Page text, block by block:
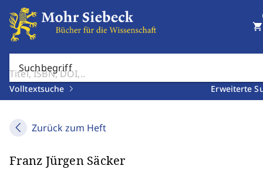
Suchbegriff
Volltextsuche Erweiterte
shopping_cart
Zurück zum Heft
Franz Jürgen Säcker